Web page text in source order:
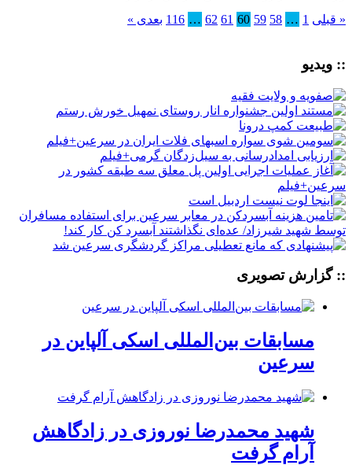
« قبلی 1
…
58
59
60
61
62
…
116 بعدی »
:: ویدیو
:: گزارش تصویری
مسابقات بین‌المللی اسکی آلپاین در
سرعین
شهید محمدرضا نوروزی در زادگاهش
آرام گرفت